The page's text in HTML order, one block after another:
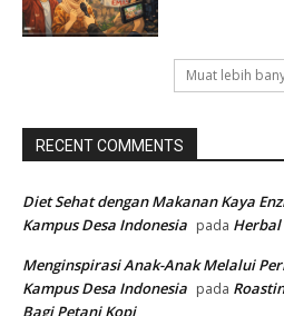
Muat lebih
RECENT COMMENTS
Diet Sehat dengan Makanan Kaya
Kampus Desa Indonesia pada Herbal
Menginspirasi Anak-Anak Melalui
Kampus Desa Indonesia pada
Bagi Petani Kopi